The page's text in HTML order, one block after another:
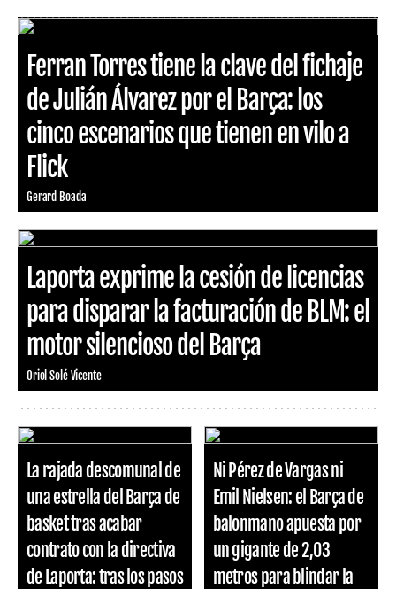
Ferran Torres tiene la clave del fichaje
de Julián Álvarez por el Barça: los
cinco escenarios que tienen en vilo a
Flick
Gerard Boada
Laporta exprime la cesión de licencias
para disparar la facturación de BLM: el
motor silencioso del Barça
Oriol Solé Vicente
La rajada descomunal de
una estrella del Barça de
basket tras acabar
contrato con la directiva
de Laporta: tras los pasos
Ni Pérez de Vargas ni
Emil Nielsen: el Barça de
balonmano apuesta por
un gigante de 2,03
metros para blindar la